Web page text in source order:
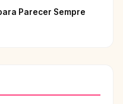
Parecer Sempre